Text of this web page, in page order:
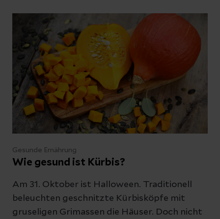
erklären, mit welchen Lebensmitteln Sie Ihren
Körper während der Behandlung
unterstützen können und worauf Sie lieber
verzichten sollten.
Gesunde Ernährung
Wie gesund ist Kürbis?
Am 31. Oktober ist Halloween. Traditionell
beleuchten geschnitzte Kürbisköpfe mit
gruseligen Grimassen die Häuser. Doch nicht